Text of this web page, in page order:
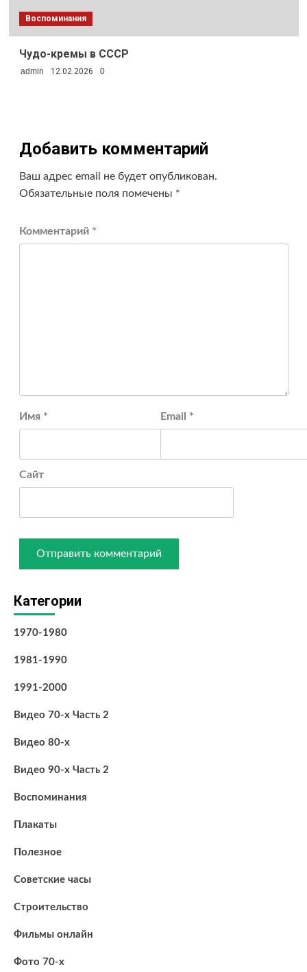
Воспоминания
Чудо-кремы в СССР
admin 12.02.2026 0
Добавить комментарий
Ваш адрес email не будет опубликован.
Обязательные поля помечены *
Комментарий *
Имя * Email *
Сайт
Категории
1970-1980
1981-1990
1991-2000
Видео 70-х Часть 2
Видео 80-х
Видео 90-х Часть 2
Воспоминания
Плакаты
Полезное
Советские часы
Строительство
Фильмы онлайн
Фото 70-х